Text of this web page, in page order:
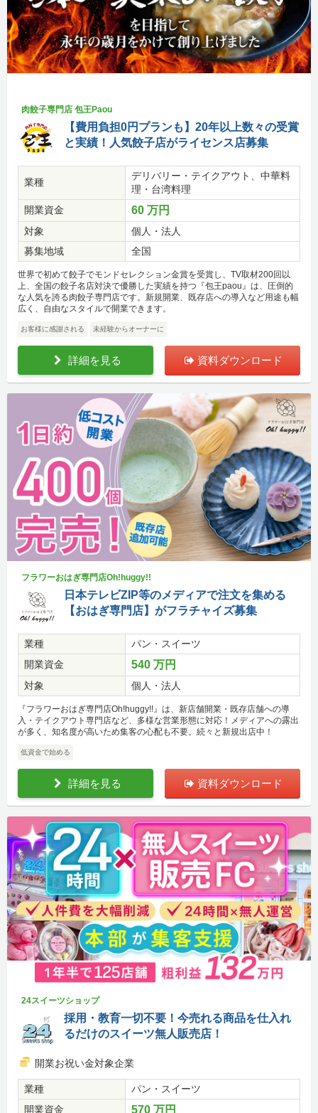
肉餃子専門店 包王Paou
【費用負担0円プランも】20年以上数々の受賞
と実績！人気餃子店がライセンス店募集
業種
デリバリー・テイクアウト、中華料
理・台湾料理
開業資金
60 万円
対象
個人・法人
募集地域
全国
世界で初めて餃子でモンドセレクション金賞を受賞し、TV取材200回以
上、全国の餃子名店対決で優勝した実績を持つ『包王paou』は、圧倒的
な人気を誇る肉餃子専門店です。新規開業、既存店への導入など用途も幅
広く、自由なスタイルで開業できます。
お客様に感謝される 未経験からオーナーに
詳細を見る 資料ダウンロード
フラワーおはぎ専門店Oh!huggy!!
日本テレビZIP等のメディアで注文を集める
【おはぎ専門店】がフラチャイズ募集
業種
パン・スイーツ
開業資金
540 万円
対象 個人・法人
『フラワーおはぎ専門店Oh!huggy!!』は、新店舗開業・既存店舗への導
入・テイクアウト専門店など、多様な営業形態に対応！メディアへの露出
が多く、知名度が高いため集客の心配も不要。続々と新規出店中！
低資金で始める
詳細を見る 資料ダウンロード
24スイーツショップ
採用・教育一切不要！今売れる商品を仕入れ
るだけのスイーツ無人販売店！
開業お祝い金対象企業
業種
パン・スイーツ
開業資金
570 万円